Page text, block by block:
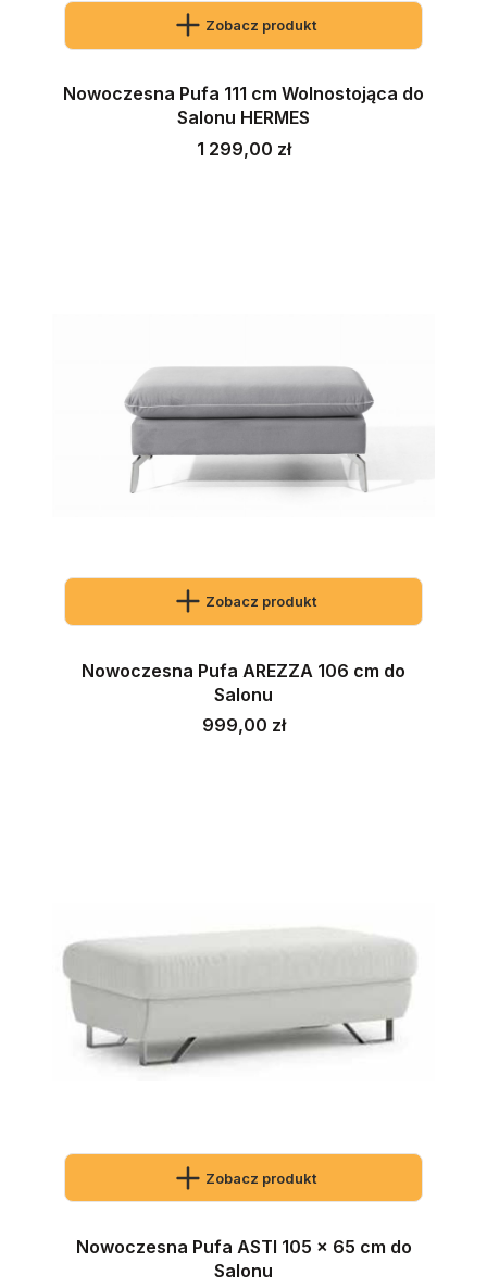
Zobacz produkt
Nowoczesna Pufa 111 cm Wolnostojąca do
Salonu HERMES
Cena
1 299,00 zł
Zobacz produkt
Nowoczesna Pufa AREZZA 106 cm do
Salonu
Cena
999,00 zł
Zobacz produkt
Nowoczesna Pufa ASTI 105 x 65 cm do
Salonu